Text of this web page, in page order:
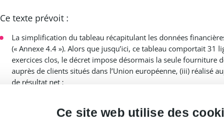
Ce site web utilise des
Ce texte prévoit :
La simplification du tableau récapitulant les données
(« Annexe 4.4 »). Alors que jusqu’ici, ce tableau comportait 31
exercices clos, le décret impose désormais la seule fourniture
auprès de clients situés dans l’Union européenne, (iii) réalisé
de résultat net ;
« notification en ligne » qui sera décrite dans les nouvelles
L’harmonisation du délai applicable à la publication du